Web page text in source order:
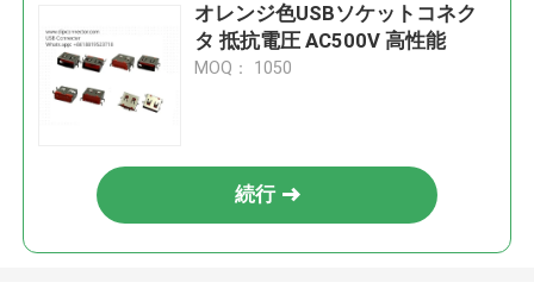
オレンジ色USBソケットコネク
タ 抵抗電圧 AC500V 高性能
MOQ： 1050
続行